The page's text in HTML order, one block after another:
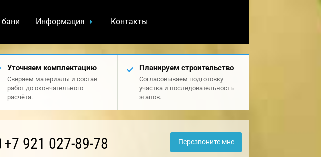
бани Информация Контакты
Уточняем комплектацию
Сверяем материалы и состав
работ до окончательного
расчёта.
Планируем строительство
Согласовываем подготовку
участка и последовательность
этапов.
+7 921 027-89-78 Перезвоните мне